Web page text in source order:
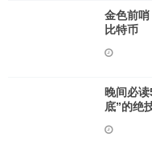
金色前
比特币
晚间必
底”的绝